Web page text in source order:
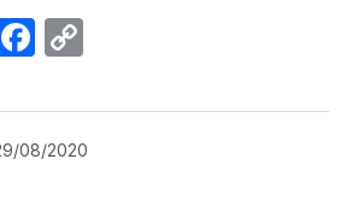
Facebook
08/2020